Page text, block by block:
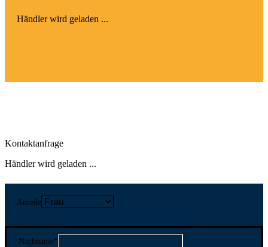
Händler wird geladen ...
Kontaktanfrage
Händler wird geladen ...
Anrede
Nachname*